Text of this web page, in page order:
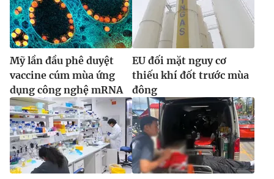
Mỹ lần đầu phê duyệt
vaccine cúm mùa ứng
dụng công nghệ mRNA
EU đối mặt nguy cơ
thiếu khí đốt trước mùa
đông